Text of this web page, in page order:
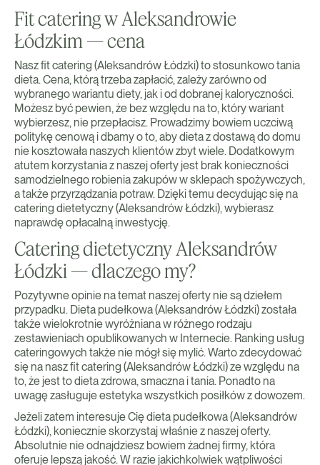
Fit catering w Aleksandrowie
Łódzkim — cena
Nasz fit catering (Aleksandrów Łódzki) to stosunkowo tania
dieta. Cena, którą trzeba zapłacić, zależy zarówno od
wybranego wariantu diety, jak i od dobranej kaloryczności.
Możesz być pewien, że bez względu na to, który wariant
wybierzesz, nie przepłacisz. Prowadzimy bowiem uczciwą
politykę cenową i dbamy o to, aby dieta z dostawą do domu
nie kosztowała naszych klientów zbyt wiele. Dodatkowym
atutem korzystania z naszej oferty jest brak konieczności
samodzielnego robienia zakupów w sklepach spożywczych,
a także przyrządzania potraw. Dzięki temu decydując się na
catering dietetyczny (Aleksandrów Łódzki), wybierasz
naprawdę opłacalną inwestycję.
Catering dietetyczny Aleksandrów
Łódzki — dlaczego my?
Pozytywne opinie na temat naszej oferty nie są dziełem
przypadku. Dieta pudełkowa (Aleksandrów Łódzki) została
także wielokrotnie wyróżniana w różnego rodzaju
zestawieniach opublikowanych w Internecie. Ranking usług
cateringowych także nie mógł się mylić. Warto zdecydować
się na nasz fit catering (Aleksandrów Łódzki) ze względu na
to, że jest to dieta zdrowa, smaczna i tania. Ponadto na
uwagę zasługuje estetyka wszystkich posiłków z dowozem.
Jeżeli zatem interesuje Cię dieta pudełkowa (Aleksandrów
Łódzki), koniecznie skorzystaj właśnie z naszej oferty.
Absolutnie nie odnajdziesz bowiem żadnej firmy, która
oferuje lepszą jakość. W razie jakichkolwiek wątpliwości